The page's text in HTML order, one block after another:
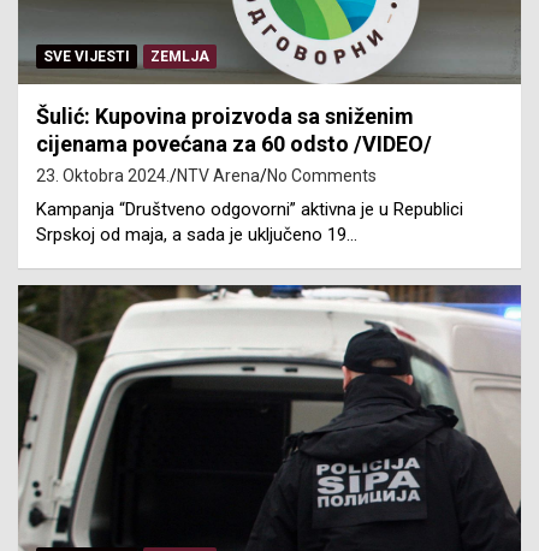
SVE VIJESTI ZEMLJA
Šulić: Kupovina proizvoda sa sniženim
cijenama povećana za 60 odsto /VIDEO/
23. Oktobra 2024. NTV Arena No Comments
Kampanja “Društveno odgovorni” aktivna je u Republici
Srpskoj od maja, a sada je uključeno 19…